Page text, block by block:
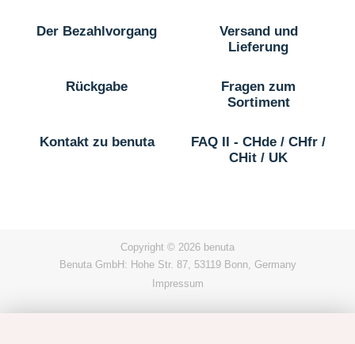
Der Bezahlvorgang
Versand und
Lieferung
Rückgabe
Fragen zum
Sortiment
Kontakt zu benuta
FAQ II - CHde / CHfr /
CHit / UK
Copyright © 2026 benuta
Benuta GmbH: Hohe Str. 87, 53119 Bonn, Germany
Impressum